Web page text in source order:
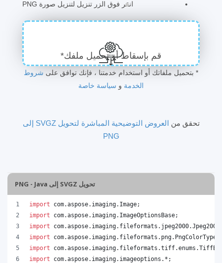
انقر فوق الزر تنزيل لتنزيل صورة PNG
قم بإسقاط أو تحميل ملفك*
* بتحميل ملفاتك أو استخدام خدمتنا ، فإنك توافق على شروط
الخدمة و سياسة خاصة
تحقق من
العروض التوضيحية المباشرة لتحويل SVGZ إلى
PNG
تحويل SVGZ إلى PNG - Java
import com.aspose. imaging. Image;
import
com.aspose. imaging. ImageOptionsBase;
import
com.aspose. imaging. fileformats . jpeg2000.
import
com.aspose. imaging. fileformats . png. PngColorType
import
com.aspose. imaging. fileformats .tiff.enums .
import
com.aspose. imaging. imageoptions .*;